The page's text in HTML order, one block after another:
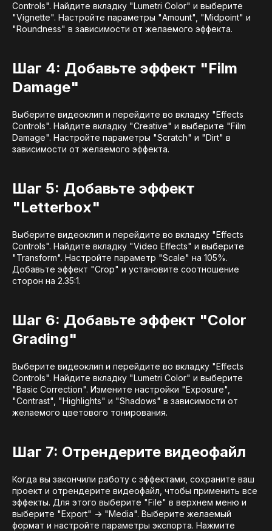
Controls". Найдите вкладку "Lumetri Color" и выберите
"Vignette". Настройте параметры "Amount", "Midpoint" и
"Roundness" в зависимости от желаемого эффекта.
Шаг 4: Добавьте эффект "Film
Damage"
Выберите видеоклип и перейдите во вкладку "Effects
Controls". Найдите вкладку "Creative" и выберите "Film
Damage". Настройте параметры "Scratch" и "Dirt" в
зависимости от желаемого эффекта.
Шаг 5: Добавьте эффект
"Letterbox"
Выберите видеоклип и перейдите во вкладку "Effects
Controls". Найдите вкладку "Video Effects" и выберите
"Transform". Настройте параметр "Scale" на 105%.
Добавьте эффект "Crop" и установите соотношение
сторон на 2.35:1.
Шаг 6: Добавьте эффект "Color
Grading"
Выберите видеоклип и перейдите во вкладку "Effects
Controls". Найдите вкладку "Lumetri Color" и выберите
"Basic Correction". Измените настройки "Exposure",
"Contrast", "Highlights" и "Shadows" в зависимости от
желаемого цветового тонирования.
Шаг 7: Отрендерите видеофайл
Когда вы закончили работу с эффектами, сохраните ваш
проект и отрендерите видеофайл, чтобы применить все
эффекты. Для этого выберите "File" в верхнем меню и
выберите "Export" -> "Media". Выберите желаемый
формат и настройте параметры экспорта. Нажмите